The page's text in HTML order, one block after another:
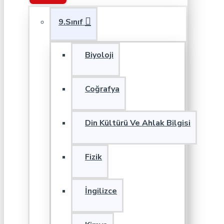
9.Sınıf
Biyoloji
Coğrafya
Din Kültürü Ve Ahlak Bilgisi
Fizik
İngilizce